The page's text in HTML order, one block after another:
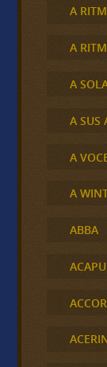
A
A
A
A SUS
A
A
ABBA